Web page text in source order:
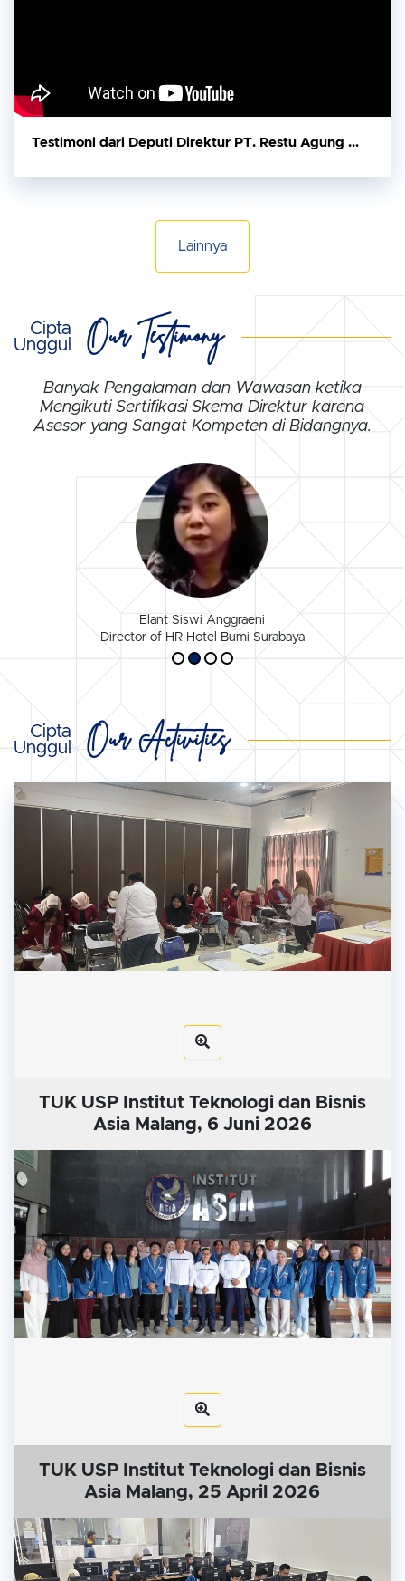
Testimoni dari Deputi Direktur PT. Restu Agung Wijaya
Lainnya
Cipta
Unggul
Our Testimony
Banyak Pengalaman dan Wawasan ketika
Mengikuti Sertifikasi Skema Direktur karena
Asesor yang Sangat Kompeten di Bidangnya.
Elant Siswi Anggraeni
Director of HR Hotel Bumi Surabaya
Cipta
Unggul
Our Activities
TUK USP Institut Teknologi dan Bisnis
Asia Malang, 6 Juni 2026
TUK USP Institut Teknologi dan Bisnis
Asia Malang, 25 April 2026